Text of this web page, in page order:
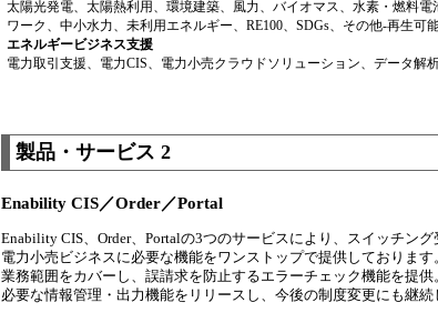
太陽光発電、太陽熱利用、環境建築、風力、バイオマス、水素・燃料
ワーク、中小水力、未利用エネルギー、RE100、SDGs、その他-再生可
エネルギービジネス支援
電力取引支援、電力CIS、電力小売クラウドソリューション、データ解
製品・サービス 2
Enability CIS／Order／Portal
Enability CIS、Order、Portalの3つのサービスにより、スイッチン
電力小売ビジネスに必要な機能をワンストップで提供しておりま
業務範囲をカバーし、誤請求を防止するエラーチェック機能を提
必要な情報管理・出力機能をリリースし、今後の制度変更にも継続